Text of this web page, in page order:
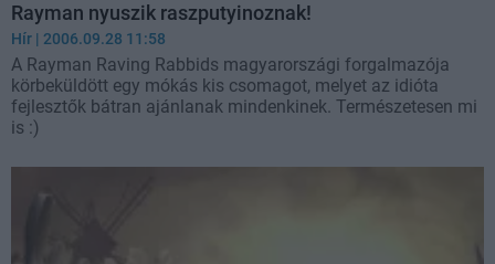
Rayman nyuszik raszputyinoznak!
Hír | 2006.09.28 11:58
A Rayman Raving Rabbids magyarországi forgalmazója
körbeküldött egy mókás kis csomagot, melyet az idióta
fejlesztők bátran ajánlanak mindenkinek. Természetesen mi
is :)